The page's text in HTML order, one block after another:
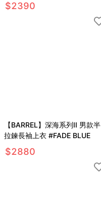
$2390
【BARREL】深海系列II 男款半
拉鍊長袖上衣 #FADE BLUE
$2880